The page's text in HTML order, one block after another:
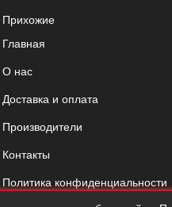
Прихожие
Главная
О нас
Доставка и оплата
Производители
Контакты
Политика конфиденциальности